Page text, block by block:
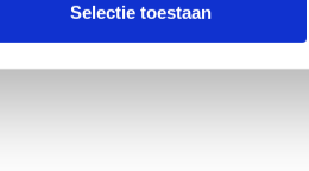
Selectie toestaan